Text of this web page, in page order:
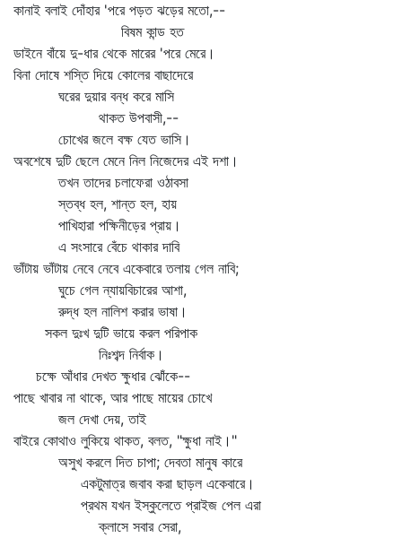
কানাই বলাই দোঁহার 'পরে পড়ত ঝড়ের মতো,--
বিষম কান্ড হত
ডাইনে বাঁয়ে দু-ধার থেকে মারের 'পরে মেরে।
বিনা দোষে শস্তি দিয়ে কোলের বাছাদেরে
ঘরের দুয়ার বন্ধ করে মাসি
থাকত উপবাসী,--
চোখের জলে বক্ষ যেত ভাসি।
অবশেষে দুটি ছেলে মেনে নিল নিজেদের এই দশা।
তখন তাদের চলাফেরা ওঠাবসা
স্তব্ধ হল, শান্ত হল, হায়
পাখিহারা পক্ষিনীড়ের প্রায়।
এ সংসারে বেঁচে থাকার দাবি
ভাঁটায় ভাঁটায় নেবে নেবে একেবারে তলায় গেল নাবি;
ঘুচে গেল ন্যায়বিচারের আশা,
রুদ্ধ হল নালিশ করার ভাষা।
সকল দুঃখ দুটি ভায়ে করল পরিপাক
নিঃশব্দ নির্বাক।
চক্ষে আঁধার দেখত ক্ষুধার ঝোঁকে--
পাছে খাবার না থাকে, আর পাছে মায়ের চোখে
জল দেখা দেয়, তাই
বাইরে কোথাও লুকিয়ে থাকত, বলত, "ক্ষুধা নাই।"
অসুখ করলে দিত চাপা; দেবতা মানুষ কারে
একটুমাত্র জবাব করা ছাড়ল একেবারে।
প্রথম যখন ইস্কুলেতে প্রাইজ পেল এরা
ক্লাসে সবার সেরা,